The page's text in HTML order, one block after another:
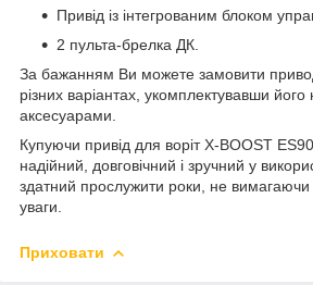
Привід із інтегрованим блоком
2 пульта-брелка ДК.
За бажанням Ви можете замовити
різних варіантах, укомплектувавши його
аксесуарами.
Купуючи привід для воріт X-BOOST
надійний, довговічний і зручний у
здатний прослужити роки, не вимагаючи
уваги.
Приховати